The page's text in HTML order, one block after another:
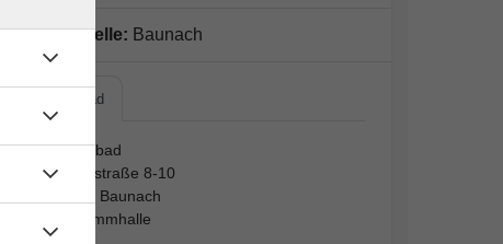
Außenstelle: Baunach
Hallenbad
Hallenbad
Basteistraße 8-10
96148 Baunach
Schwimmhalle